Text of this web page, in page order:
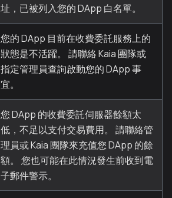
址，已被列入您的 DApp 白名單。
您的 DApp 目前在收費委託服務上的
狀態是不活躍。 請聯絡 Kaia 團隊或
指定管理員查詢啟動您的 DApp 事
宜。
您 DApp 的收費委託伺服器餘額太
低，不足以支付交易費用。 請聯絡管
理員或 Kaia 團隊來充值您 DApp 的餘
額。 您也可能在此情況發生前收到電
子郵件警示。